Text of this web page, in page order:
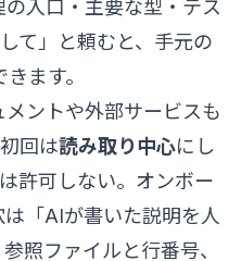
入口・主要な型・テス
て」と頼むと、手元の
ます。
ントや外部サービスも
回は読み取り中心にし
許可しない。オンボー
「AIが書いた説明を人
照ファイルと行番号、